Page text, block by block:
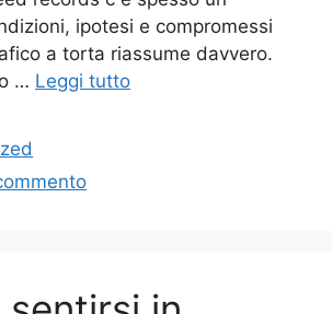
ipotesi e compromessi
a torta riassume davvero.
… Leggi tutto